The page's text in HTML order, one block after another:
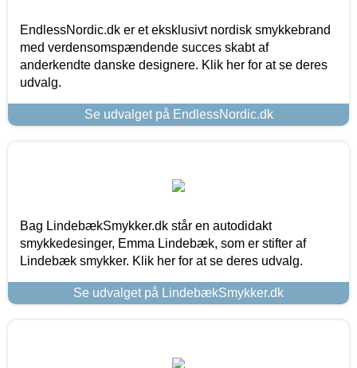
EndlessNordic.dk er et eksklusivt nordisk smykkebrand
med verdensomspændende succes skabt af
anderkendte danske designere. Klik her for at se deres
udvalg.
Se udvalget på EndlessNordic.dk
Bag LindebækSmykker.dk står en autodidakt
smykkedesinger, Emma Lindebæk, som er stifter af
Lindebæk smykker. Klik her for at se deres udvalg.
Se udvalget på LindebækSmykker.dk